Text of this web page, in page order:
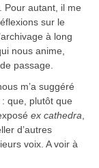
Pour autant, il me
sur le
à long
nous anime,
passage.
m’a suggéré
que, plutôt que
ex cathedra
d’autres
voix. A voir à